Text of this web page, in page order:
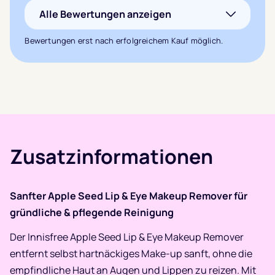
basierend auf
Kundenbewertung
Alle Bewertungen anzeigen
Bewertungen erst nach erfolgreichem Kauf möglich.
Zusatzinformationen
Sanfter Apple Seed Lip & Eye Makeup Remover für
gründliche & pflegende Reinigung
Der Innisfree Apple Seed Lip & Eye Makeup Remover
entfernt selbst hartnäckiges Make-up sanft, ohne die
empfindliche Haut an Augen und Lippen zu reizen. Mit